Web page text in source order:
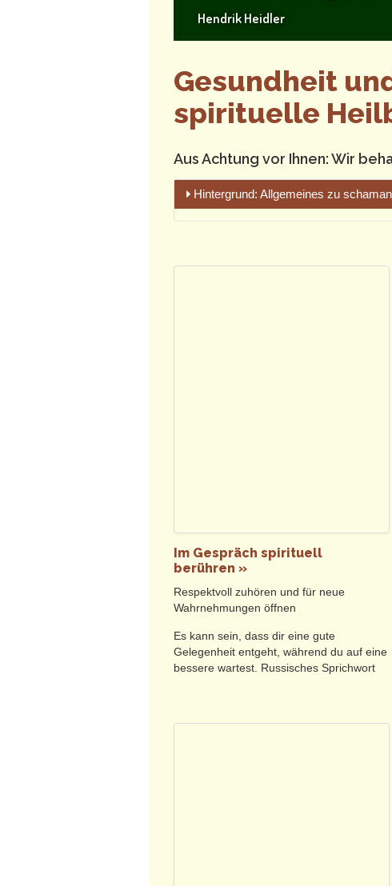
Hendrik Heidler
Gesundheit
spirituelle
Aus Achtung vor Ihnen: Wir
Hintergrund: Allgemeines zu
Selbstermächtigung zur Selbstheilung
Bedingungslose Achtung der
Durch unser empfindsames Wirken
Wiederherstellen der aus dem
Dafür bringen wir uns ganz ein, gehen
Geschichten in Einzelsitzungen,
anderem.
Begleitpersonen zur Stütze und/oder
Im Gespräch spirituell
berühren »
Respektvoll zuhören und für neue
Wahrnehmungen öffnen
Es kann sein, dass dir eine gute
Gelegenheit entgeht, während du auf eine
bessere wartest. Russisches Sprichwort